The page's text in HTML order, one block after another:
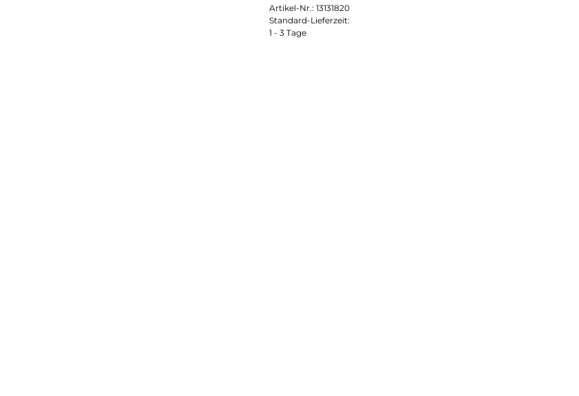
Artikel-Nr.: 13131820
Standard-Lieferzeit:
1 - 3 Tage